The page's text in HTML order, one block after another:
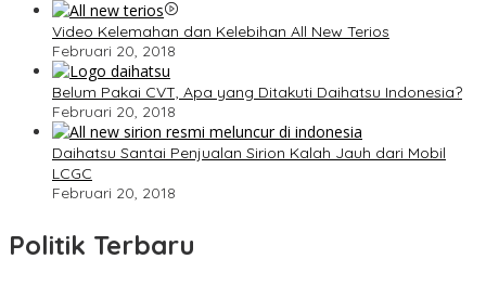
Video Kelemahan dan Kelebihan All New Terios
Februari 20, 2018
Belum Pakai CVT, Apa yang Ditakuti Daihatsu Indonesia?
Februari 20, 2018
Daihatsu Santai Penjualan Sirion Kalah Jauh dari Mobil
LCGC
Februari 20, 2018
Politik Terbaru